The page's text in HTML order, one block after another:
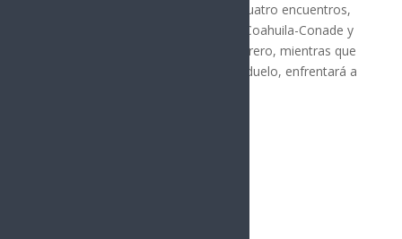
Sonora abrirá fuego el jueves con cuatro encuentros,
en la Sub 17 primero chocará ante Coahuila-Conade y
en el segundo duelo irá contra Guerrero, mientras que
el equipo de la Sub 14, en su doble duelo, enfrentará a